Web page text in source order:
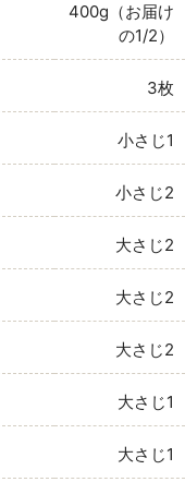
400g（お届け
の1/2）
3枚
小さじ1
小さじ2
大さじ2
大さじ2
大さじ2
大さじ1
大さじ1